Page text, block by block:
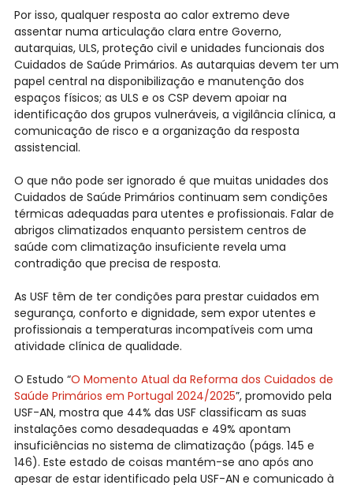
Por isso, qualquer resposta ao calor extremo deve
assentar numa articulação clara entre Governo,
autarquias, ULS, proteção civil e unidades funcionais dos
Cuidados de Saúde Primários. As autarquias devem ter um
papel central na disponibilização e manutenção dos
espaços físicos; as ULS e os CSP devem apoiar na
identificação dos grupos vulneráveis, a vigilância clínica, a
comunicação de risco e a organização da resposta
assistencial.
O que não pode ser ignorado é que muitas unidades dos
Cuidados de Saúde Primários continuam sem condições
térmicas adequadas para utentes e profissionais. Falar de
abrigos climatizados enquanto persistem centros de
saúde com climatização insuficiente revela uma
contradição que precisa de resposta.
As USF têm de ter condições para prestar cuidados em
segurança, conforto e dignidade, sem expor utentes e
profissionais a temperaturas incompatíveis com uma
atividade clínica de qualidade.
O Estudo “O Momento Atual da Reforma dos Cuidados de
Saúde Primários em Portugal 2024/2025”, promovido pela
USF-AN, mostra que 44% das USF classificam as suas
instalações como desadequadas e 49% apontam
insuficiências no sistema de climatização (págs. 145 e
146). Este estado de coisas mantém-se ano após ano
apesar de estar identificado pela USF-AN e comunicado à